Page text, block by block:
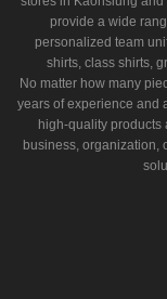
provide a wide
personalized team
shirts, class shirts,
No matter how many
years of experience and
high-quality
business, organization,